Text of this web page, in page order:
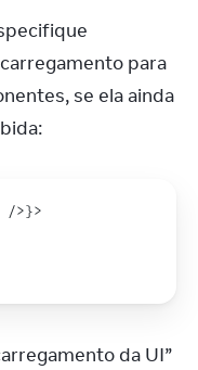
para
se ela ainda
/>}>
da UI”